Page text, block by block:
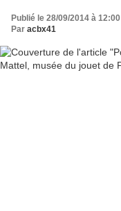
Publié le 28/09/2014 à 12:00
Par acbx41